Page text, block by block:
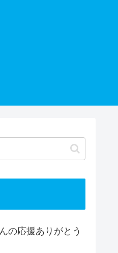
の応援ありがとう